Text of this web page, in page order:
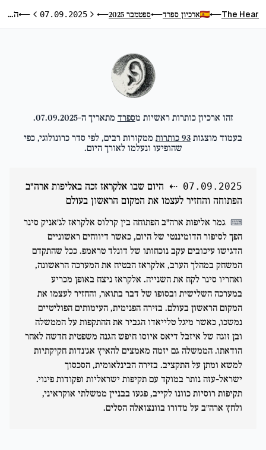
The Hear
⟵ ארכיון ספרד⟵ספטמבר 2025 ⟵היום הקודם
07.09.2025 היום הבא
⟵ היום שבו אלקראז זכה באליפות ארה"ב הפתוחה והחזיר לעצמו את המקום הראשון בעולם
זהו ארכיון כותרות ראשיות מספרד מתאריך ה-07.09.2025
.
בעמוד מוצגות 93 כותרות ממקורות רבים, לפי סדר כרונולוגי, כפי
שהופיעו ונעלמו לאורך היום.
07.09.2025
⇠ היום שבו אלקראז זכה באליפות ארה"ב
הפתוחה והחזיר לעצמו את המקום הראשון בעולם
⌨ גמר אליפות ארה"ב הפתוחה בין קרלוס אלקראז לג'אניק סינר
הפך לסיפור הדומיננטי של היום, כאשר דיווחים ראשוניים
הדגישו עיכובים עקב נוכחותו של דונלד טראמפ. ככל שהתקדם
המשחק במהלך הערב, אלקראז הבטיח את המערכה הראשונה,
ואחריו סינר לקח את השנייה. אלקראז ניצח באופן מכריע
במערכה השלישית ובסופו של דבר בתואר, והחזיר לעצמו את
המקום הראשון בעולם. בזירה הפנימית, העימותים הפוליטיים
נמשכו, כאשר מיגל טלייאדו הגביר את ההתקפות על הממשלה
ובן זוגה של איזבל דיאס איוסו חיפש הגנה משפטית חדשה לאחר
הודאתו. הממשלה גם יזמה מאמצים להאיץ אג'נדות חקיקתיות
למשא ומתן על התקציב. בזירה הבינלאומית, הסכסוך
ישראל-עזה נותר במוקד עם תקיפות ישראליות ופקודות פינוי.
תקיפות רוסיות כוונו לקייב, פגעו בבניין ממשלתי אוקראיני,
ולחץ ארה"ב על מדורו בוונצואלה הסלים.